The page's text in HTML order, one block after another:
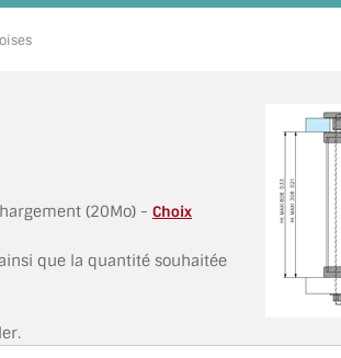
(20Mo) - Choix
que la quantité souhaitée